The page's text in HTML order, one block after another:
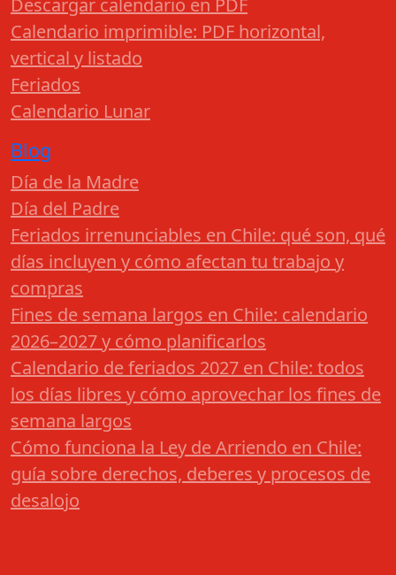
Calendario imprimible: PDF horizontal,
vertical y listado
Feriados
Calendario Lunar
Blog
Día de la Madre
Día del Padre
Feriados irrenunciables en Chile: qué son, qué
días incluyen y cómo afectan tu trabajo y
compras
Fines de semana largos en Chile: calendario
2026–2027 y cómo planificarlos
Calendario de feriados 2027 en Chile: todos
los días libres y cómo aprovechar los fines de
semana largos
Cómo funciona la Ley de Arriendo en Chile:
guía sobre derechos, deberes y procesos de
desalojo